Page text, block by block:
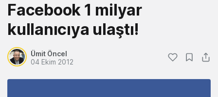
Facebook 1 milyar
kullanıcıya ulaştı!
Ümit Öncel
04 Ekim 2012